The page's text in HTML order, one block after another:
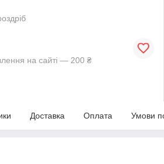
на сайті — 200 ₴
Доставка Оплата Умови